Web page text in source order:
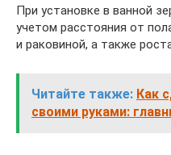
При установке в ванной
учетом расстояния от
и раковиной, а также
Читайте также: Как
своими руками: